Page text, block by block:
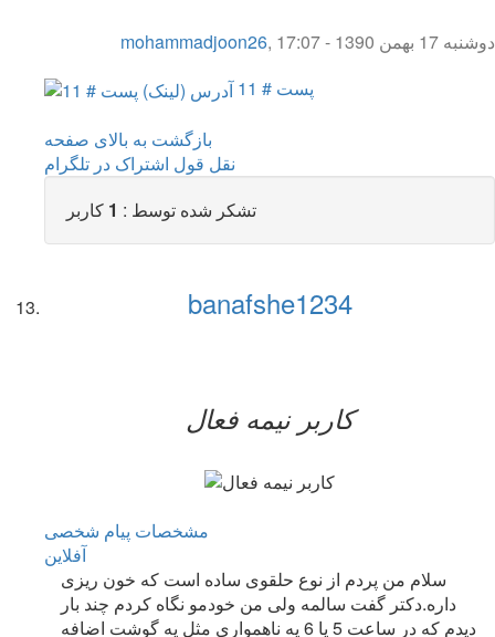
mohammadjoon26,
دوشنبه 17 بهمن 1390 - 17:07
پست # 11
بازگشت به بالای صفحه
نقل قول اشتراک در تلگرام
تشکر شده توسط : 1 کاربر
banafshe1234
کاربر نيمه فعال
مشخصات پیام شخصی
آفلاين
سلام من پردم از نوع حلقوی ساده است که خون ریزی
داره.دکتر گفت سالمه ولی من خودمو نگاه کردم چند بار
دیدم که در ساعت 5 یا 6 یه ناهمواری مثل یه گوشت اضافه